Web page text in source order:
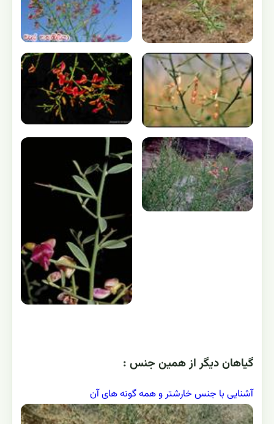
گياهان ديگر از همين جنس :
آشنایی با جنس خارشتر و همه گونه های آن